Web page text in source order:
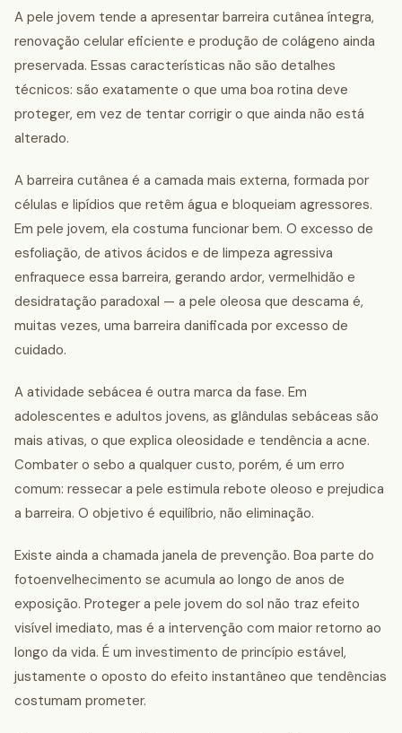
A pele jovem tende a apresentar barreira cutânea íntegra,
renovação celular eficiente e produção de colágeno ainda
preservada. Essas características não são detalhes
técnicos: são exatamente o que uma boa rotina deve
proteger, em vez de tentar corrigir o que ainda não está
alterado.
A barreira cutânea é a camada mais externa, formada por
células e lipídios que retêm água e bloqueiam agressores.
Em pele jovem, ela costuma funcionar bem. O excesso de
esfoliação, de ativos ácidos e de limpeza agressiva
enfraquece essa barreira, gerando ardor, vermelhidão e
desidratação paradoxal — a pele oleosa que descama é,
muitas vezes, uma barreira danificada por excesso de
cuidado.
A atividade sebácea é outra marca da fase. Em
adolescentes e adultos jovens, as glândulas sebáceas são
mais ativas, o que explica oleosidade e tendência a acne.
Combater o sebo a qualquer custo, porém, é um erro
comum: ressecar a pele estimula rebote oleoso e prejudica
a barreira. O objetivo é equilíbrio, não eliminação.
Existe ainda a chamada janela de prevenção. Boa parte do
fotoenvelhecimento se acumula ao longo de anos de
exposição. Proteger a pele jovem do sol não traz efeito
visível imediato, mas é a intervenção com maior retorno ao
longo da vida. É um investimento de princípio estável,
justamente o oposto do efeito instantâneo que tendências
costumam prometer.